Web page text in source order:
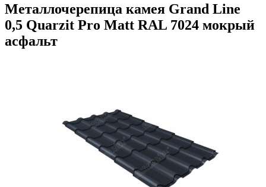
Металлочерепица камея Grand Line
0,5 Quarzit Pro Matt RAL 7024 мокрый
асфальт